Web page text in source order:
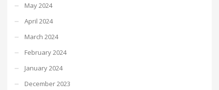
May 2024
April 2024
March 2024
February 2024
January 2024
December 2023